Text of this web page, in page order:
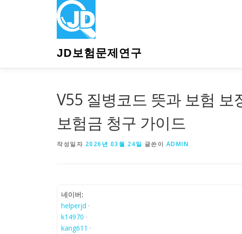
JD보험문제연구
V55 질병코드 뜻과 보험
보험금 청구 가이드
작성일자 2026년 03월 24일 글쓴이 ADMIN
네이버:
helperjd ·
k14970 ·
kang611 ·